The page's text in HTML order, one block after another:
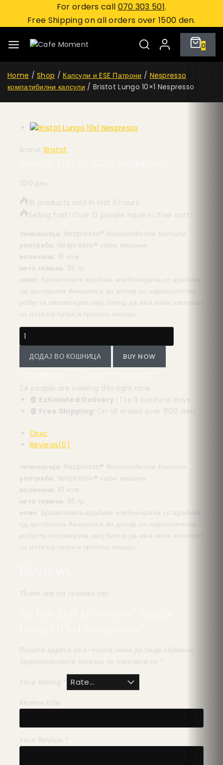
For orders call 070 303 501.
Free Shipping on all orders over 1500 den.
0
Home / Shop / Капсули и ESE Патрони / Nespresso
компатибилни капсули / Bristot Lungo 10×1 Nespresso
Brand:Bristot
300ден
18 products sold in last 11 hours
Selling fast! Over 13 people have in their cart
типологија: Nespresso® Компатибилни Капсули
употреба: Nespresso® кафе машини
количина: 10 ком
нето тежина: 55 гр.
опис: Бразилската арабика комбинирана со арабика
од централна Америка и во допир со најквалитетна
робуста овозможува овој бленд да има мека киселост
со ноти на тутун и тропско овошје.
ДОДАЈ ВО КОШНИЦА BUY NOW
24 people are viewing this right now
Estimated Delivery : 1 to 3 business days
Free Shipping: On all orders over 1500 den
Опис
Reviews(0)
типологија: Nespresso® Компатибилни Капсули
употреба: Nespresso® кафе машини
количина: 10 ком
нето тежина: 55 гр.
опис: Бразилската арабика комбинирана со арабика
од централна Америка и во допир со најквалитетна
робуста овозможува овој бленд да има мека киселост
со ноти на тутун и тропско овошје.
There are no reviews yet.
Вашата адреса за е-пошта нема да биде објавена.
Задолжителните полиња се означени со *
Your Rating *
Review title
Your Review *